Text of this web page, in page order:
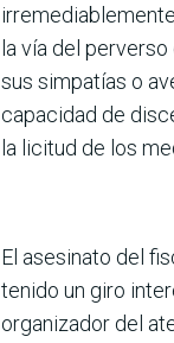
la vía del
sus simpatías o
capacidad de
la licitud de los
El asesinato del
tenido un giro
organizador del